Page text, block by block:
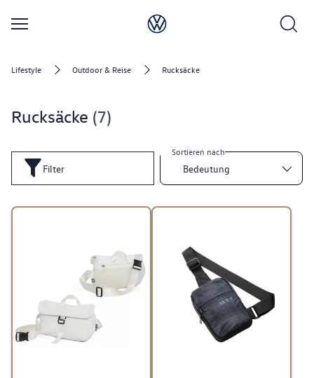
Lifestyle Outdoor & Reise Rucksäcke
Rucksäcke 7
Filter
Sortieren nach
Bedeutung